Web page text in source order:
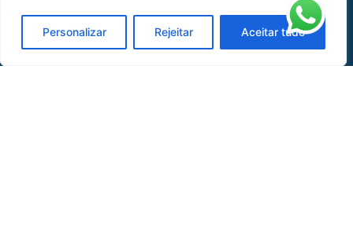
Personalizar Rejeitar Aceitar tudo
Catálogo de Aplicações
Oficina de Mangueiras